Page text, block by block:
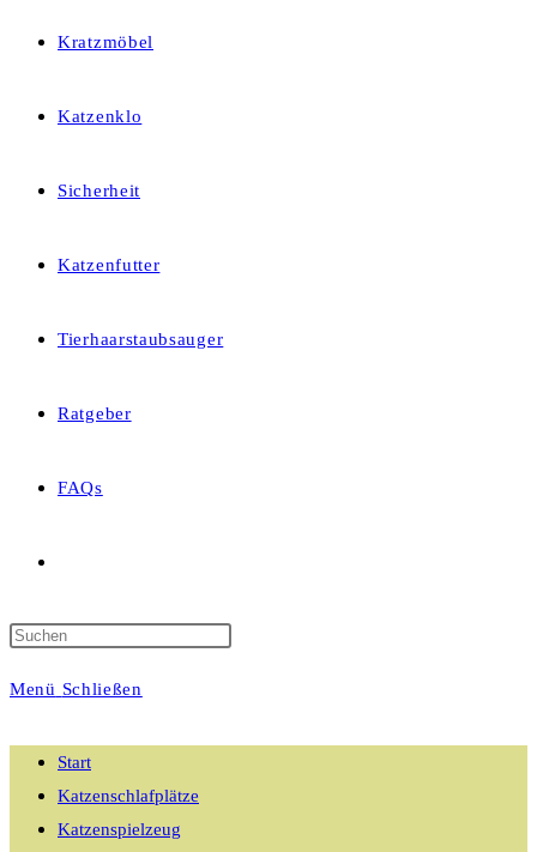
Kratzmöbel
Katzenklo
Sicherheit
Katzenfutter
Tierhaarstaubsauger
Ratgeber
FAQs
Suche
Menü Schließen
Start
Katzenschlafplätze
Katzenspielzeug